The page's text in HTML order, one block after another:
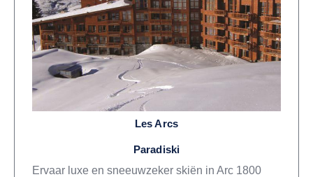
Les Arcs
Paradiski
Ervaar luxe en sneeuwzeker skiën in Arc 1800